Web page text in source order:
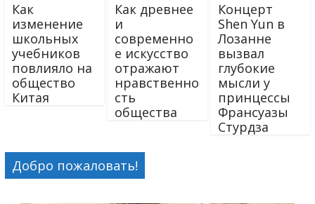
Как
изменение
школьных
учебников
повлияло на
общество
Китая
Как древнее
и
современно
е искусство
отражают
нравственно
сть
общества
Концерт
Shen Yun в
Лозанне
вызвал
глубокие
мысли у
принцессы
Франсуазы
Стурдза
Добро пожаловать!